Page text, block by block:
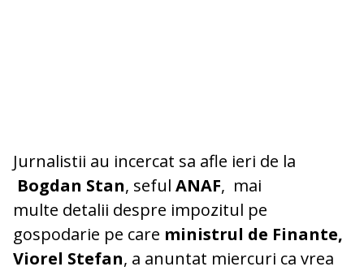
Jurnalistii au incercat sa afle ieri de la
Bogdan Stan, seful ANAF, mai
multe detalii despre impozitul pe
gospodarie pe care ministrul de Finante,
Viorel Stefan, a anuntat miercuri ca vrea